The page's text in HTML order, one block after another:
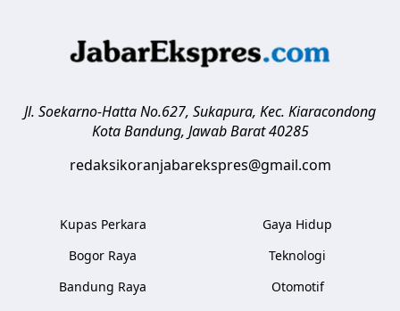
Jl. Soekarno-Hatta No.627, Sukapura, Kec. Kiaracondong
Kota Bandung, Jawab Barat 40285
redaksikoranjabarekspres@gmail.com
Kupas Perkara
Bogor Raya
Bandung Raya
Gaya Hidup
Teknologi
Otomotif